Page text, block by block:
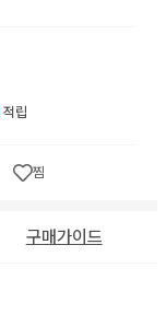
적립
찜
구매가이드